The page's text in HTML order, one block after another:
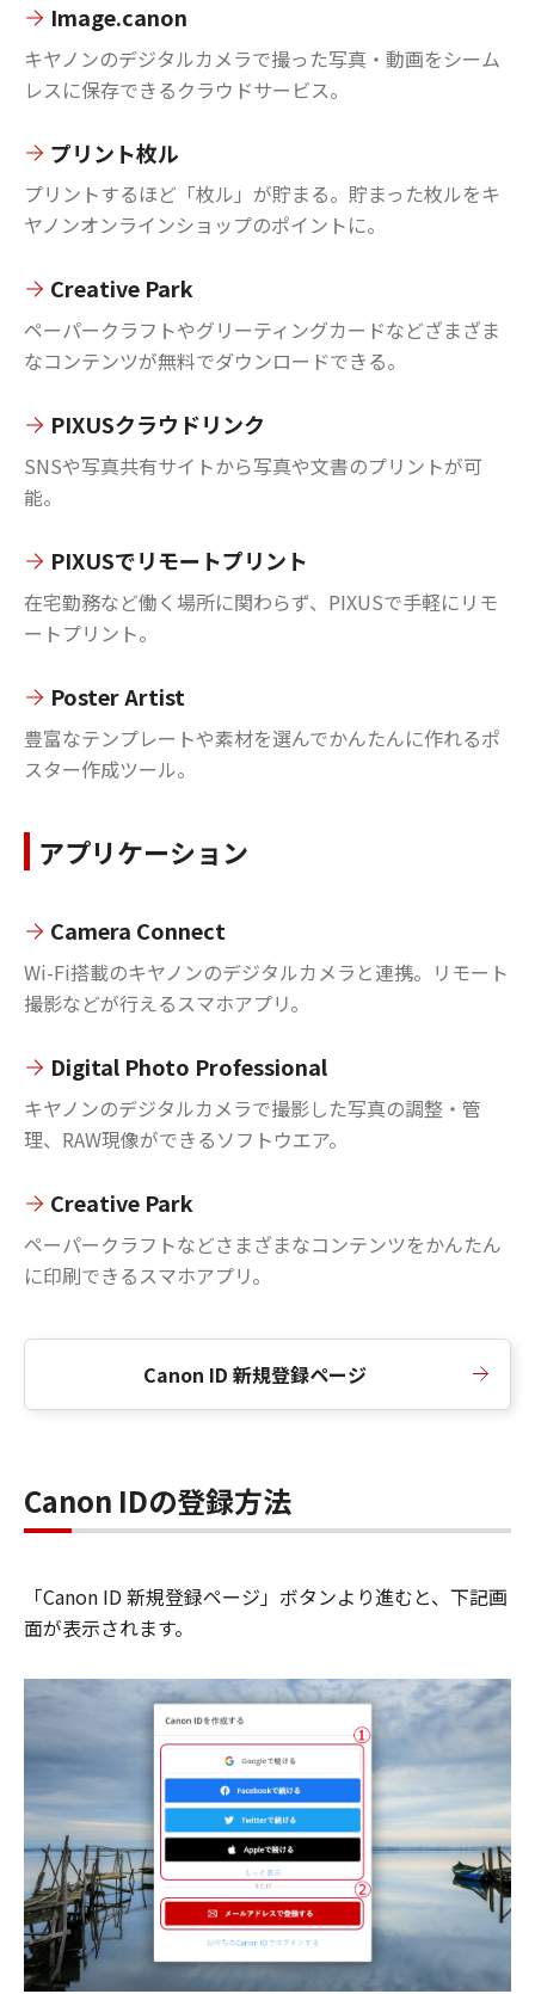
Image.canon
キヤノンのデジタルカメラで撮った写真・動画をシーム
レスに保存できるクラウドサービス。
プリント枚ル
プリントするほど「枚ル」が貯まる。貯まった枚ルをキ
ヤノンオンラインショップのポイントに。
Creative Park
ペーパークラフトやグリーティングカードなどざまざま
なコンテンツが無料でダウンロードできる。
PIXUSクラウドリンク
SNSや写真共有サイトから写真や文書のプリントが可
能。
PIXUSでリモートプリント
在宅勤務など働く場所に関わらず、PIXUSで手軽にリモ
ートプリント。
Poster Artist
豊富なテンプレートや素材を選んでかんたんに作れるポ
スター作成ツール。
アプリケーション
Camera Connect
Wi-Fi搭載のキヤノンのデジタルカメラと連携。リモート
撮影などが行えるスマホアプリ。
Digital Photo Professional
キヤノンのデジタルカメラで撮影した写真の調整・管
理、RAW現像ができるソフトウエア。
Creative Park
ペーパークラフトなどさまざまなコンテンツをかんたん
に印刷できるスマホアプリ。
Canon ID 新規登録ページ
Canon IDの登録方法
「Canon ID 新規登録ページ」ボタンより進むと、下記画
面が表示されます。